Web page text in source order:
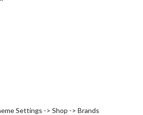
Settings -> Shop -> Brands